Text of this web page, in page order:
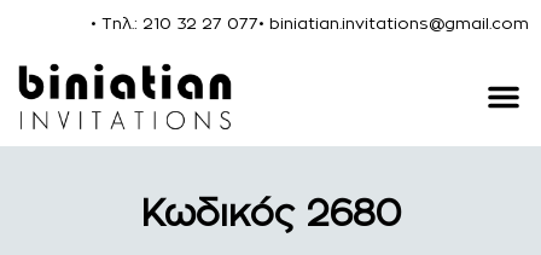
• Τηλ.: 210 32 27 077• biniatian.invitations@gmail.com
Κωδικός 2680